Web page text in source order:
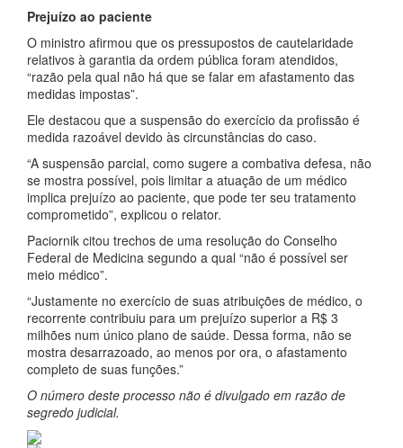
Prejuízo ao paciente
O ministro afirmou que os pressupostos de cautelaridade
relativos à garantia da ordem pública foram atendidos,
“razão pela qual não há que se falar em afastamento das
medidas impostas”.
Ele destacou que a suspensão do exercício da profissão é
medida razoável devido às circunstâncias do caso.
“A suspensão parcial, como sugere a combativa defesa, não
se mostra possível, pois limitar a atuação de um médico
implica prejuízo ao paciente, que pode ter seu tratamento
comprometido”, explicou o relator.
Paciornik citou trechos de uma resolução do Conselho
Federal de Medicina segundo a qual “não é possível ser
meio médico”.
“Justamente no exercício de suas atribuições de médico, o
recorrente contribuiu para um prejuízo superior a R$ 3
milhões num único plano de saúde. Dessa forma, não se
mostra desarrazoado, ao menos por ora, o afastamento
completo de suas funções.”
O número deste processo não é divulgado em razão de
segredo judicial.